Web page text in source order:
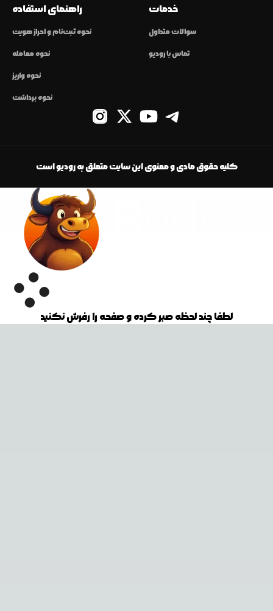
راهنمای استفاده
نحوه ثبت‌نام و احراز هویت
نحوه معامله
نحوه واریز
نحوه برداشت
خدمات
سوالات متداول
تماس با رودیو
کلیه حقوق مادی و معنوی این سایت متعلق به رودیو است
لطفا چند لحظه صبر کرده و صفحه را رفرش نکنید